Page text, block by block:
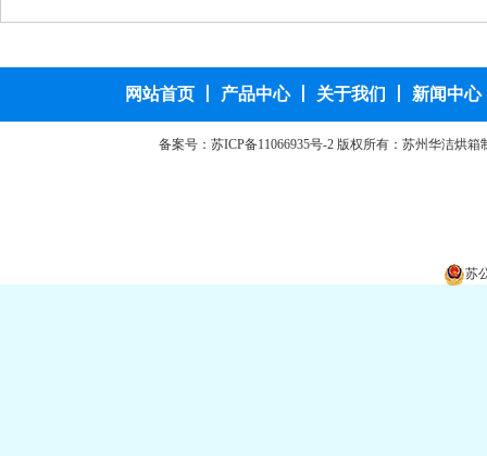
网站首页 产品中心丨 关于我们 新闻中心
备案号： 苏ICP备11066935号-2版权所有：苏州华洁烘箱
苏